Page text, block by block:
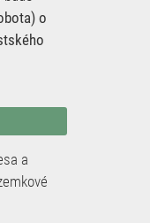
o
a